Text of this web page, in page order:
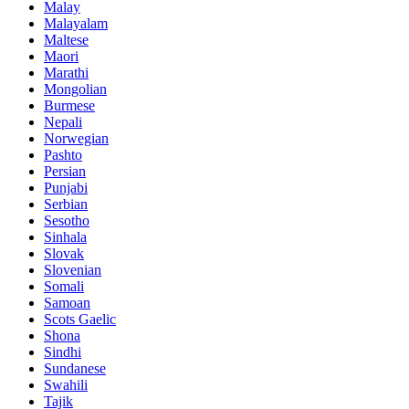
Malay
Malayalam
Maltese
Maori
Marathi
Mongolian
Burmese
Nepali
Norwegian
Pashto
Persian
Punjabi
Serbian
Sesotho
Sinhala
Slovak
Slovenian
Somali
Samoan
Scots Gaelic
Shona
Sindhi
Sundanese
Swahili
Tajik